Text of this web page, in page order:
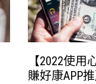
【2022使
賺好康APP